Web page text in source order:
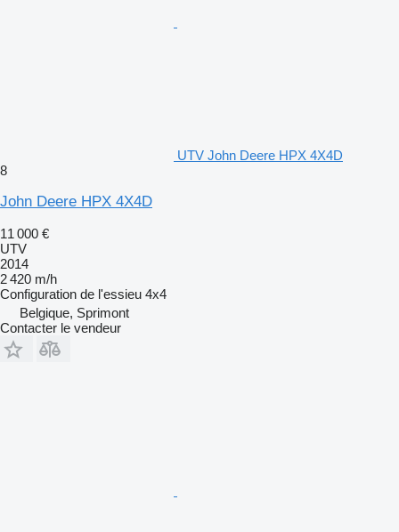
UTV John Deere HPX 4X4D
8
John Deere HPX 4X4D
11 000 €
UTV
2014
2 420 m/h
Configuration de l'essieu 4x4
Belgique, Sprimont
Contacter le vendeur